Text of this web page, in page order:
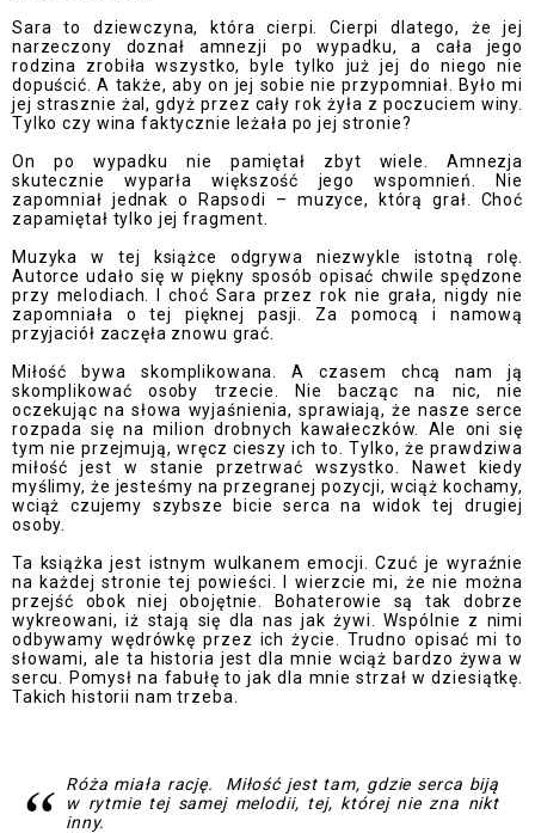
Sara to dziewczyna, która cierpi. Cierpi dlatego, że jej
narzeczony doznał amnezji po wypadku, a cała jego
rodzina zrobiła wszystko, byle tylko już jej do niego nie
dopuścić. A także, aby on jej sobie nie przypomniał. Było mi
jej strasznie żal, gdyż przez cały rok żyła z poczuciem winy.
Tylko czy wina faktycznie leżała po jej stronie?
On po wypadku nie pamiętał zbyt wiele. Amnezja
skutecznie wyparła większość jego wspomnień. Nie
zapomniał jednak o Rapsodi – muzyce, którą grał. Choć
zapamiętał tylko jej fragment.
Muzyka w tej książce odgrywa niezwykle istotną rolę.
Autorce udało się w piękny sposób opisać chwile spędzone
przy melodiach. I choć Sara przez rok nie grała, nigdy nie
zapomniała o tej pięknej pasji. Za pomocą i namową
przyjaciół zaczęła znowu grać.
Miłość bywa skomplikowana. A czasem chcą nam ją
skomplikować osoby trzecie. Nie bacząc na nic, nie
oczekując na słowa wyjaśnienia, sprawiają, że nasze serce
rozpada się na milion drobnych kawałeczków. Ale oni się
tym nie przejmują, wręcz cieszy ich to. Tylko, że prawdziwa
miłość jest w stanie przetrwać wszystko. Nawet kiedy
myślimy, że jesteśmy na przegranej pozycji, wciąż kochamy,
wciąż czujemy szybsze bicie serca na widok tej drugiej
osoby.
Ta książka jest istnym wulkanem emocji. Czuć je wyraźnie
na każdej stronie tej powieści. I wierzcie mi, że nie można
przejść obok niej obojętnie. Bohaterowie są tak dobrze
wykreowani, iż stają się dla nas jak żywi. Wspólnie z nimi
odbywamy wędrówkę przez ich życie. Trudno opisać mi to
słowami, ale ta historia jest dla mnie wciąż bardzo żywa w
sercu. Pomysł na fabułę to jak dla mnie strzał w dziesiątkę.
Takich historii nam trzeba.
Róża miała rację. Miłość jest tam, gdzie serca biją
w rytmie tej samej melodii, tej, której nie zna nikt
inny.